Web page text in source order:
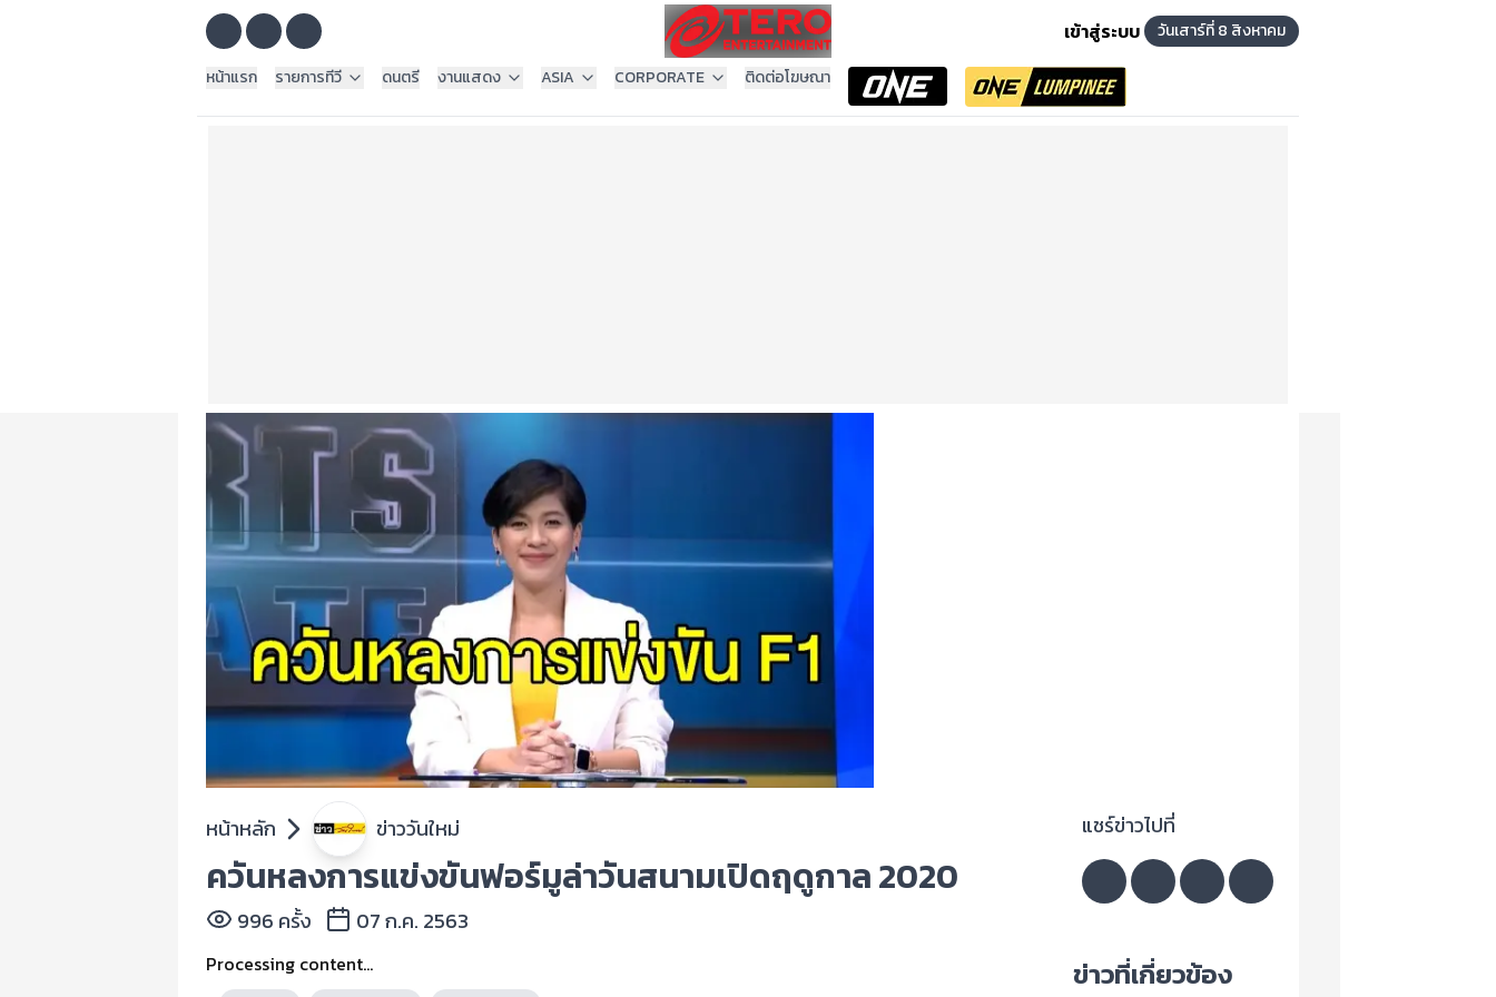
เข้าสู่ระบบ
วันเสาร์ที่ 8 สิงหาคม
หน้าแรก
รายการทีวี ดนตรี งานแสดง ASIA CORPORATE ติดต่อโฆษณา
หน้าหลัก ข่าววันใหม่
ควันหลงการแข่งขันฟอร์มูล่าวันสนามเปิดฤดูกาล 2020
996 ครั้ง 07 ก.ค. 2563
Processing content...
แชร์ข่าวไปที่
ข่าวที่เกี่ยวข้อง